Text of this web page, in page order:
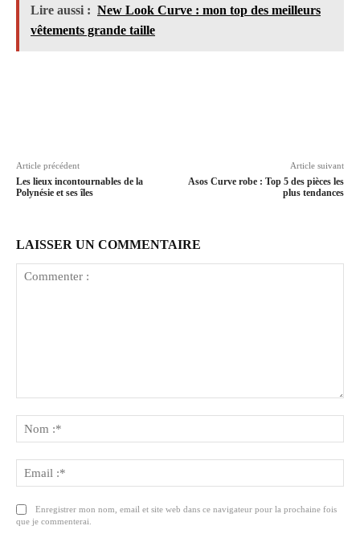
Lire aussi : New Look Curve : mon top des meilleurs
vêtements grande taille
Article précédent
Les lieux incontournables de la
Polynésie et ses îles
Article suivant
Asos Curve robe : Top 5 des pièces les
plus tendances
LAISSER UN COMMENTAIRE
:
Enregistrer mon nom, email et site web dans ce navigateur pour la prochaine fois
que je commenterai.